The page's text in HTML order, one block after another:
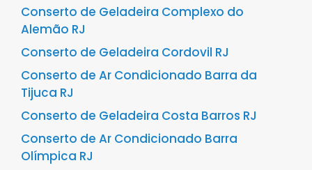
Conserto de Geladeira Complexo do
Alemão RJ
Conserto de Geladeira Cordovil RJ
Conserto de Ar Condicionado Barra da
Tijuca RJ
Conserto de Geladeira Costa Barros RJ
Conserto de Ar Condicionado Barra
Olímpica RJ